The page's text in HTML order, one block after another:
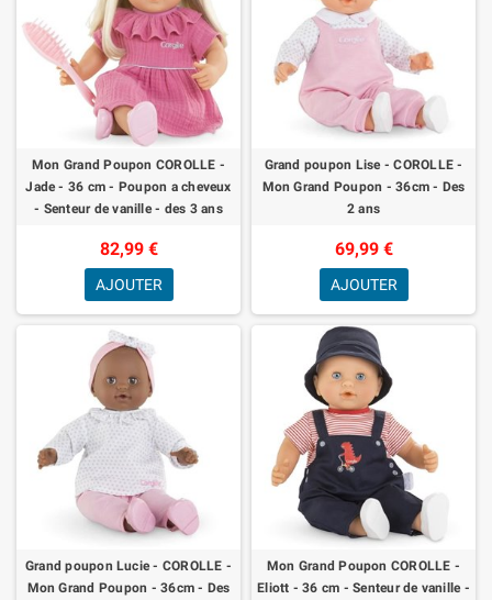
Mon Grand Poupon COROLLE -
Jade - 36 cm - Poupon a cheveux
- Senteur de vanille - des 3 ans
82,99 €
AJOUTER
Grand poupon Lise - COROLLE -
Mon Grand Poupon - 36cm - Des
2 ans
69,99 €
AJOUTER
Grand poupon Lucie - COROLLE -
Mon Grand Poupon - 36cm - Des
Mon Grand Poupon COROLLE -
Eliott - 36 cm - Senteur de vanille -